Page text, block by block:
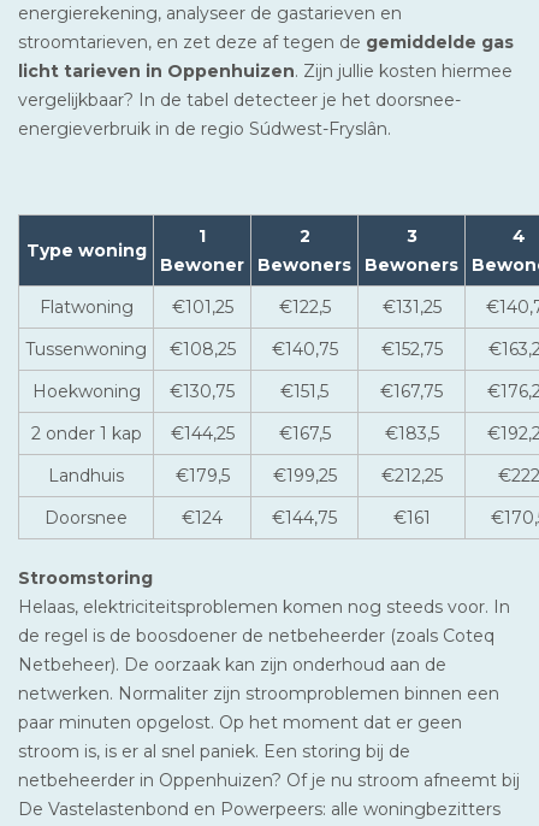
energierekening, analyseer de gastarieven en
stroomtarieven, en zet deze af tegen de gemiddelde gas
licht tarieven in Oppenhuizen. Zijn jullie kosten hiermee
vergelijkbaar? In de tabel detecteer je het doorsnee-
energieverbruik in de regio Súdwest-Fryslân.
Type woning
1
Bewoner
2
Bewoners
3
Bewoners
4
Flatwoning
€101,25 €122,5 €131,25
Tussenwoning
€108,25 €140,75 €152,75
Hoekwoning
€130,75 €151,5 €167,75
2 onder 1 kap
€144,25 €167,5 €183,5
Landhuis
€179,5 €199,25 €212,25
€222
Doorsnee
€124 €144,75 €161
Stroomstoring
Helaas, elektriciteitsproblemen komen nog steeds voor. In
de regel is de boosdoener de netbeheerder (zoals Coteq
Netbeheer). De oorzaak kan zijn onderhoud aan de
netwerken. Normaliter zijn stroomproblemen binnen een
paar minuten opgelost. Op het moment dat er geen
stroom is, is er al snel paniek. Een storing bij de
netbeheerder in Oppenhuizen? Of je nu stroom afneemt bij
De Vastelastenbond en Powerpeers: alle woningbezitters